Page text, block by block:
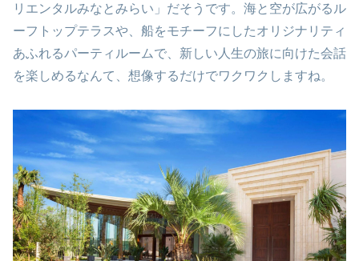
リエンタルみなとみらい」だそうです。海と空が広がるル
ーフトップテラスや、船をモチーフにしたオリジナリティ
あふれるパーティルームで、新しい人生の旅に向けた会話
を楽しめるなんて、想像するだけでワクワクしますね。